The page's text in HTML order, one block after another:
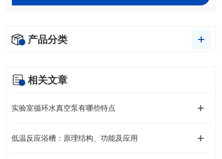
产品分类
相关文章
实验室循环水真空泵有哪些特点
低温反应浴槽：原理结构、功能及应用